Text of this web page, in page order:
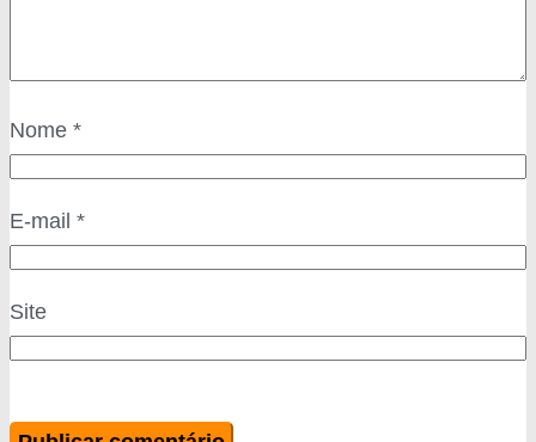
Nome *
E-mail *
Site